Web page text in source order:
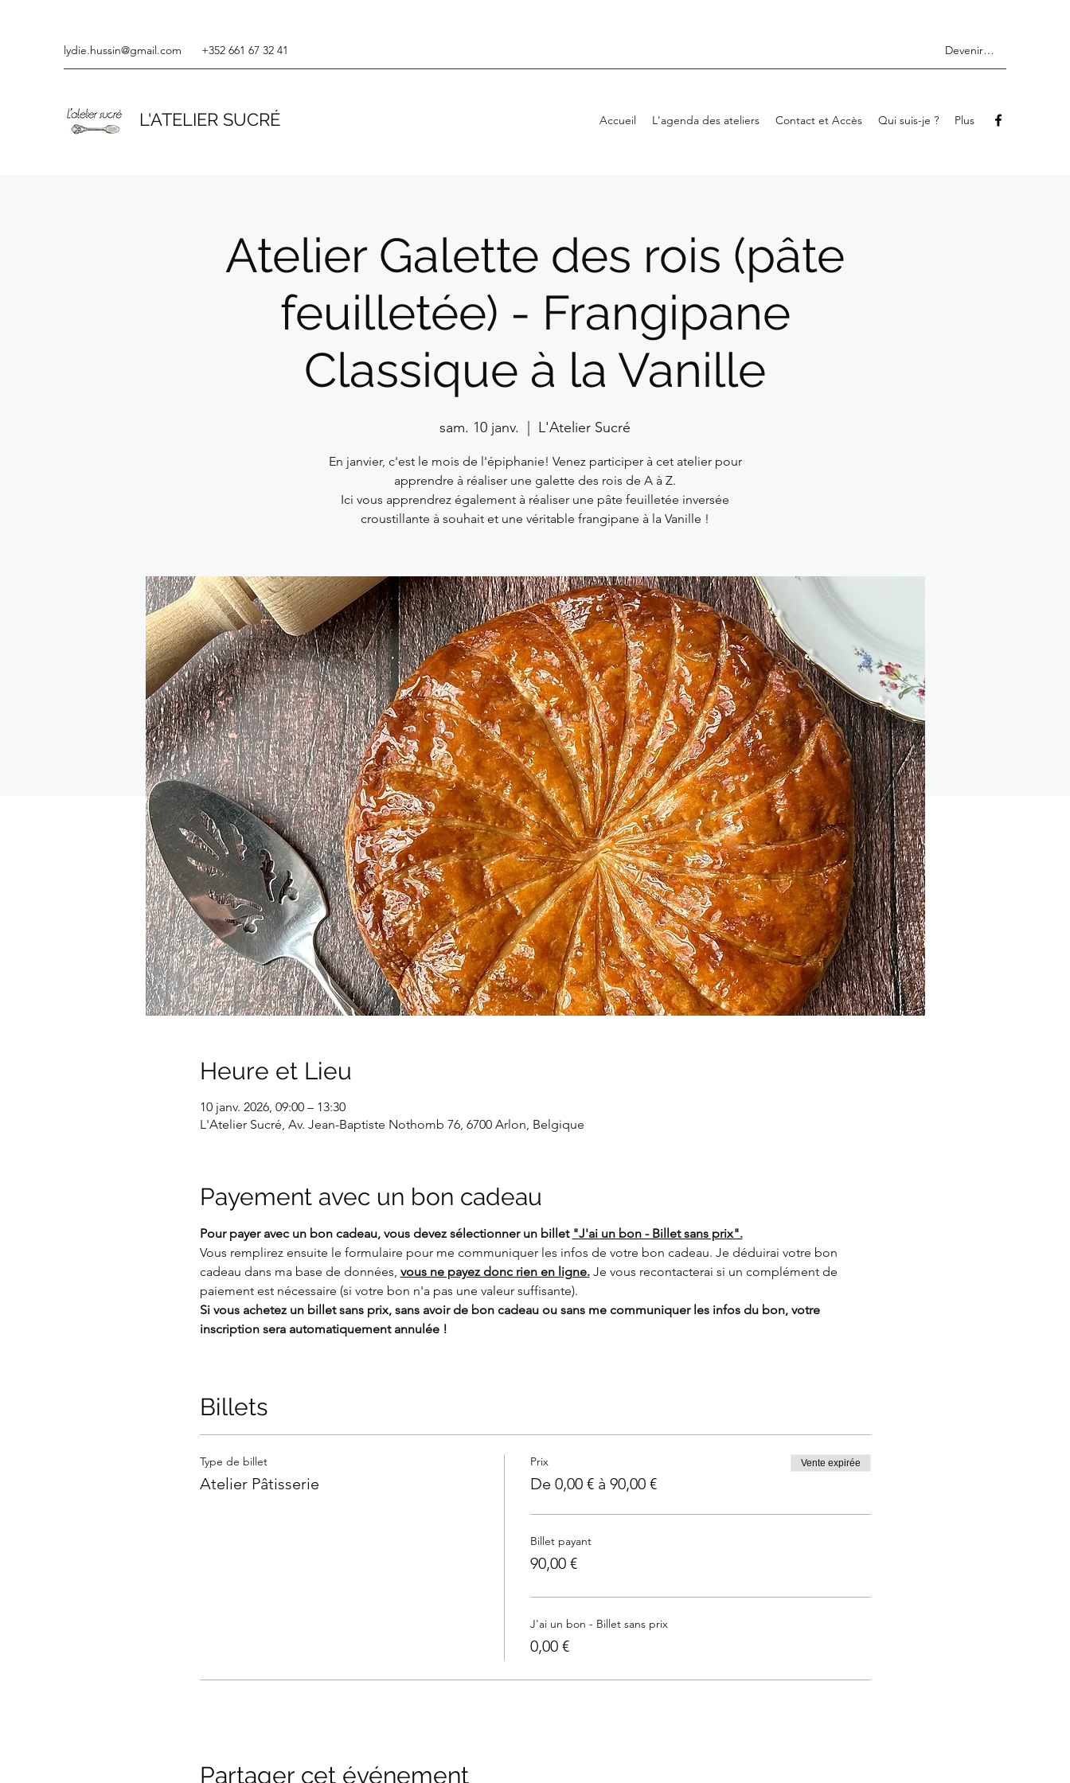
lydie.hussin@gmail.com +352 661 67 32 41 Devenir membre
L'ATELIER SUCRÉ Accueil L'agenda des ateliers Contact et Accès Qui suis-je ? Plus
Atelier Galette des rois (pâte
feuilletée) - Frangipane
Classique à la Vanille
sam. 10 janv. L'Atelier Sucré
En janvier, c'est le mois de l'épiphanie! Venez participer à cet atelier pour
apprendre à réaliser une galette des rois de A à Z.
Ici vous apprendrez également à réaliser une pâte feuilletée inversée
croustillante à souhait et une véritable frangipane à la Vanille !
Heure et Lieu
10 janv. 2026, 09:00 – 13:30
L'Atelier Sucré, Av. Jean-Baptiste Nothomb 76, 6700 Arlon, Belgique
Payement avec un bon cadeau
Pour payer avec un bon cadeau, vous devez sélectionner un billet "J'ai un bon - Billet sans prix".
Vous remplirez ensuite le formulaire pour me communiquer les infos de votre bon cadeau. Je déduirai votre bon
cadeau dans ma base de données, vous ne payez donc rien en ligne. Je vous recontacterai si un complément de
paiement est nécessaire (si votre bon n'a pas une valeur suffisante).
Si vous achetez un billet sans prix, sans avoir de bon cadeau ou sans me communiquer les infos du bon, votre
inscription sera automatiquement annulée !
Billets
Type de billet
Atelier Pâtisserie
Prix
De 0,00 € à 90,00 €
Vente expirée
Billet payant
90,00 €
J'ai un bon - Billet sans prix
0,00 €
Partager cet événement